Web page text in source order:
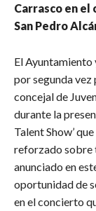
Carrasco en el
San Pedro
El
por segunda vez
concejal de
durante la
Talent Show’
reforzado sobre
anunciado en
oportunidad de
en el concierto